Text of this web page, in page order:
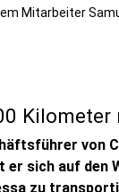
Mitarbeiter
Kilometer
von
er sich auf den
zu